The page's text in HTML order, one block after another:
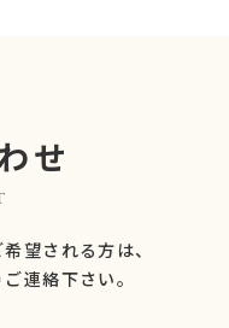
せ
望される方は、
連絡下さい。